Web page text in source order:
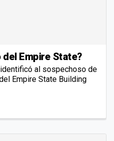
del Empire State?
al sospechoso de
Empire State Building